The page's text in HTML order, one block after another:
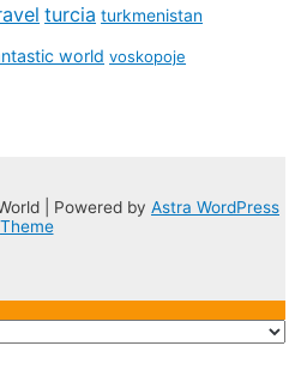
turcia turkmenistan
world voskopoje
| Powered by Astra WordPress
Theme